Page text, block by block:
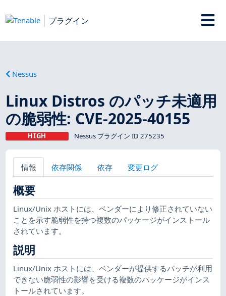
プラグイン
Nessus
Linux Distros のパッチ未適用
の脆弱性: CVE-2025-40155
HIGH Nessus プラグイン ID 275235
情報 依存関係 依存 変更ログ
概要
Linux/Unix ホストには、ベンダーにより修正されていない
ことを示す脆弱性を持つ複数のパッケージがインストール
されています。
説明
Linux/Unix ホストには、ベンダーが提供するパッチが利用
できない脆弱性の影響を受ける複数のパッケージがインス
トールされています。